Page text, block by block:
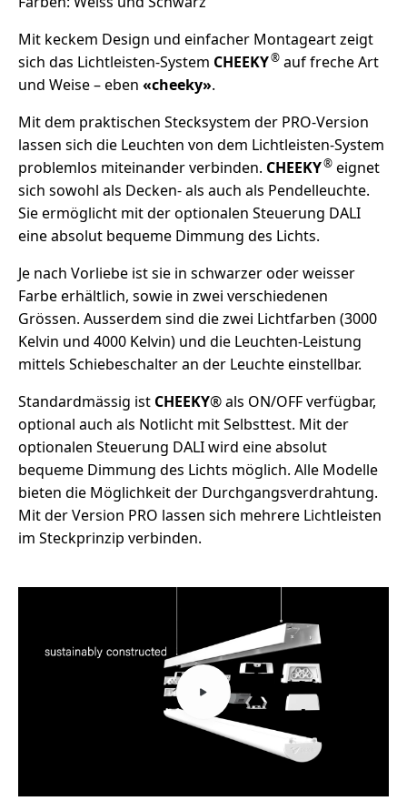
Mit keckem Design und einfacher Montageart zeigt
sich das Lichtleisten-System CHEEKY® auf freche Art
und Weise – eben «cheeky».
Mit dem praktischen Stecksystem der PRO-Version
lassen sich die Leuchten von dem Lichtleisten-System
problemlos miteinander verbinden. CHEEKY® eignet
sich sowohl als Decken- als auch als Pendelleuchte.
Sie ermöglicht mit der optionalen Steuerung DALI
eine absolut bequeme Dimmung des Lichts.
Je nach Vorliebe ist sie in schwarzer oder weisser
Farbe erhältlich, sowie in zwei verschiedenen
Grössen. Ausserdem sind die zwei Lichtfarben (3000
Kelvin und 4000 Kelvin) und die Leuchten-Leistung
mittels Schiebeschalter an der Leuchte einstellbar.
Standardmässig ist CHEEKY® als ON/OFF verfügbar,
optional auch als Notlicht mit Selbsttest. Mit der
optionalen Steuerung DALI wird eine absolut
bequeme Dimmung des Lichts möglich. Alle Modelle
bieten die Möglichkeit der Durchgangsverdrahtung.
Mit der Version PRO lassen sich mehrere Lichtleisten
im Steckprinzip verbinden.